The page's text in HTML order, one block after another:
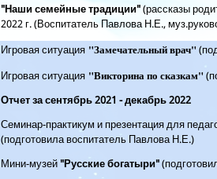
"Наши семейные традиции"(рассказы
2022 г. (Воспитатель Павлова Н.Е.,
Игровая ситуация "Замечательный врач"
Игровая ситуация "Викторина по сказкам"
Отчет за сентябрь 2021 - декабрь 2022
Семинар-практикум и презентация для
(подготовила воспитатель Павлова Н.Е.)
Мини-музей"Русские богатыри"